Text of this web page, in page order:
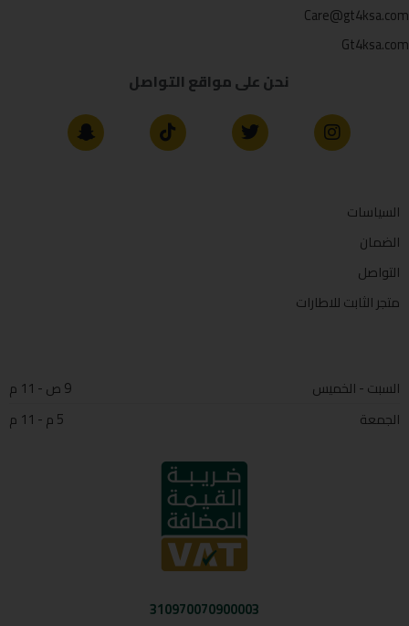
Care@gt4ksa.com
Gt4ksa.com
نحن على مواقع التواصل
السياسات
الضمان
التواصل
متجر الثابت للاطارات
السبت - الخميس
9 ص - 11 م
الجمعة
5 م - 11 م
310970070900003